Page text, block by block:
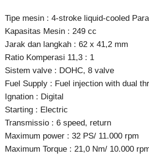
Tipe mesin : 4-stroke liquid-cooled
Kapasitas Mesin : 249 cc
Jarak dan langkah : 62 x 41,2 mm
Ratio Komperasi 11,3 : 1
Sistem valve : DOHC, 8 valve
Fuel Supply : Fuel injection with dual
Ignation : Digital
Starting : Electric
Transmissio : 6 speed, return
Maximum power : 32 PS/ 11.000 rpm
Maximum Torque : 21,0 Nm/ 10.000